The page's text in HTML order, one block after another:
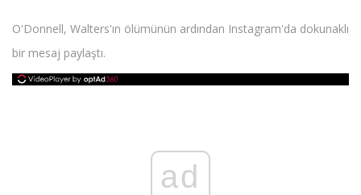
O'Donnell, Walters'ın ölümünün ardından Instagram'da dokunaklı
bir mesaj paylaştı.
ad